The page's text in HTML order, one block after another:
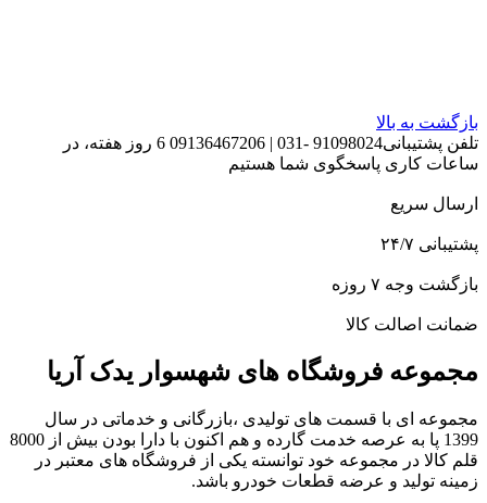
بازگشت به بالا
تلفن پشتیبانی91098024 -031 | 09136467206 6 روز هفته، در
ساعات کاری پاسخگوی شما هستیم
ارسال سریع
پشتیبانی ۲۴/۷
بازگشت وجه ۷ روزه
ضمانت اصالت کالا
مجموعه فروشگاه های شهسوار یدک آریا
مجموعه ای با قسمت های تولیدی ،بازرگانی و خدماتی در سال
1399 پا به عرصه خدمت گارده و هم اکنون با دارا بودن بیش از 8000
قلم کالا در مجموعه خود توانسته یکی از فروشگاه های معتبر در
زمینه تولید و عرضه قطعات خودرو باشد.